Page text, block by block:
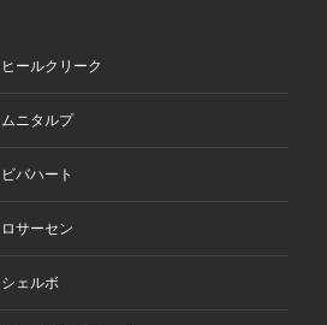
ヒールクリーク
ムニタルプ
ビバハート
ロサーセン
シェルボ